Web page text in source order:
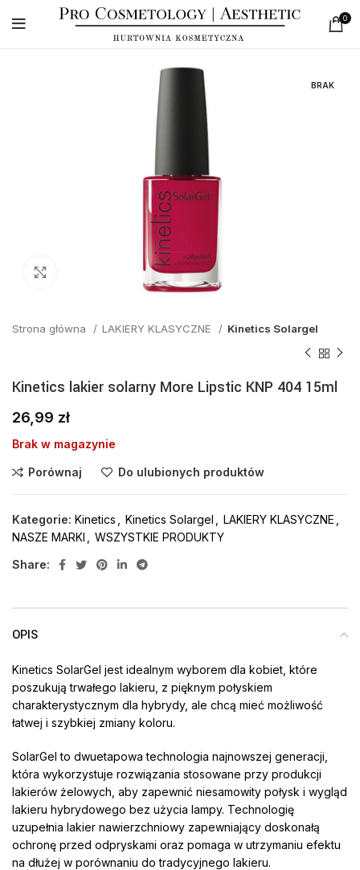
0
BRAK
Strona główna LAKIERY KLASYCZNE Kinetics Solargel
Kinetics lakier solarny More Lipstic KNP 404 15ml
26,99 zł
Brak w magazynie
Porównaj Do ulubionych produktów
Kategorie: Kinetics Kinetics Solargel LAKIERY KLASYCZNE
NASZE MARKI
WSZYSTKIE PRODUKTY
Share:
OPIS
Kinetics SolarGel jest idealnym wyborem dla kobiet, które
poszukują trwałego lakieru, z pięknym połyskiem
charakterystycznym dla hybrydy, ale chcą mieć możliwość
łatwej i szybkiej zmiany koloru.
SolarGel to dwuetapowa technologia najnowszej generacji,
która wykorzystuje rozwiązania stosowane przy produkcji
lakierów żelowych, aby zapewnić niesamowity połysk i wygląd
lakieru hybrydowego bez użycia lampy. Technologię
uzupełnia lakier nawierzchniowy zapewniający doskonałą
ochronę przed odpryskami oraz pomaga w utrzymaniu efektu
na dłużej w porównaniu do tradycyjnego lakieru.